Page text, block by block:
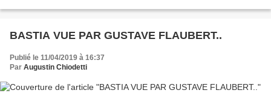
BASTIA VUE PAR GUSTAVE FLAUBERT..
Publié le 11/04/2019 à 16:37
Par Augustin Chiodetti